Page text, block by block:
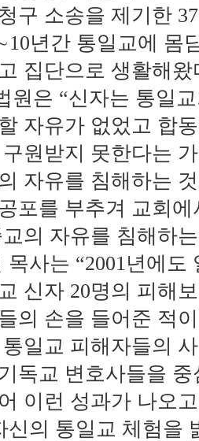
구 소송을 제기한
년간 통일교에 몸
집단으로 생활해왔
원은 “신자는 통일
자유가 없었고 합
원받지 못한다는
자유를 침해하는
포를 부추겨 교회
의 자유를 침해하
목사는 “2001년에도
신자 20명의 피해
의 손을 들어준 적
일교 피해자들의
독교 변호사들을
이런 성과가 나오
신의 통일교 체험을